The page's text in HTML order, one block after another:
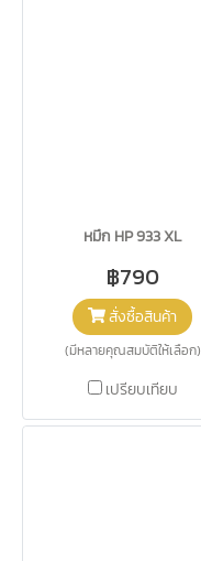
หมึก HP 933 XL
฿790
สั่งซื้อสินค้า
(มีหลายคุณสมบัติให้เลือก)
เปรียบเทียบ